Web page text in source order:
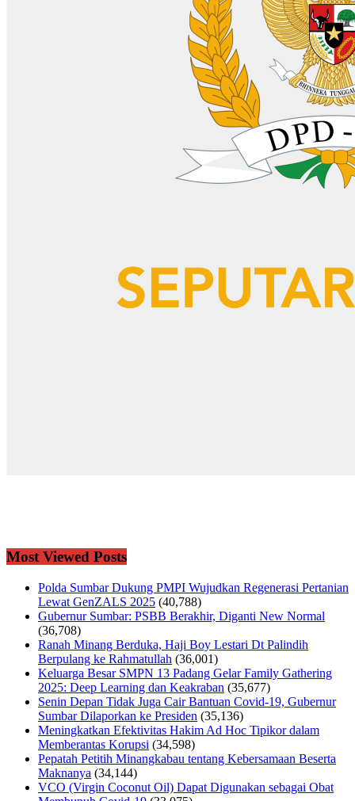
Most Viewed Posts
Polda Sumbar Dukung PMPI Wujudkan Regenerasi Pertanian
Lewat GenZALS 2025 (40,788)
Gubernur Sumbar: PSBB Berakhir, Diganti New Normal
(36,708)
Ranah Minang Berduka, Haji Boy Lestari Dt Palindih
Berpulang ke Rahmatullah (36,001)
Keluarga Besar SMPN 13 Padang Gelar Family Gathering
2025: Deep Learning dan Keakraban (35,677)
Senin Depan Tidak Juga Cair Bantuan Covid-19, Gubernur
Sumbar Dilaporkan ke Presiden (35,136)
Meningkatkan Efektivitas Hakim Ad Hoc Tipikor dalam
Memberantas Korupsi (34,598)
Pepatah Petitih Minangkabau tentang Kebersamaan Beserta
Maknanya (34,144)
VCO (Virgin Coconut Oil) Dapat Digunakan sebagai Obat